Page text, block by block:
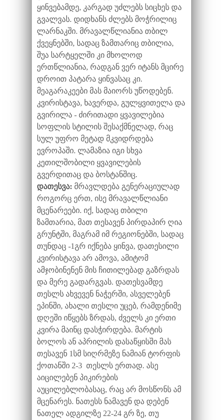
ყინვებამდე, კარგად უძლებს სიცხეს და
გვალვას. დიდხანს ძლებს მოჭრილიც
ლარნაკში. მრავალწლიანია თბილ
ქვეყნებში, სადაც ზამთარიც თბილია,
შუა სარტყელში კი მხოლოდ
ერთწლიანია, რადგან ვერ იტანს მცირე
დროით პატარა ყინვასაც კი.
მეაგარაკეები მას მაიორს უწოდებენ.
კვირისტავა, ხავერდა, გულყვითელა და
გვირილა - ძირითადი ყვავილებია
სოფლის სტილის შესაქმნელად, რაც
სულ უფრო მეტად მკვიდრდება
ევროპაში. ლამაზია იგი სხვა
კეთილშობილი ყვავილების
გვერდითაც და ბოსტანშიც.
დათესვა: მრავლდება გენერაციულად
როგორც ერთ, ისე მრავალწლიანი
მცენარეები. იქ, სადაც თბილი
ზამთარია, მათ თესავენ პირდაპირ ღია
გრუნტში, მაგრამ იმ რეგიონებში, სადაც
თუნდაც -1გრ იქნება ყინვა, დათესილი
კვირისტავა არ ამოვა, ამიტომ
ამჯობინენენ მის ჩითილებად გაზრდას
და მერე გადარგვას. დათესვამდე
თესლს ახვევენ ნაჭერში, ასველებენ
ეპინში, ახალი თესლი უცებ, რამდენიმე
დღეში იწყებს ზრდას, ძველს კი ერთი
კვირა მაინც დასჭირდება. მარტის
ბოლოს ან აპრილის დასაწყისში მას
თესავენ 1სმ სიღრმეზე ნამიან ტორფის
ქოთანში 2-3 თესლს ერთად. ასე
აიცილებენ პიკირების
აუცილებლობასაც, რაც არ მოსწონს ამ
მცენარეს. ნათესს ნამავენ და დებენ
ნათელ ადგილზე 22-24 გრ ზე, თუ